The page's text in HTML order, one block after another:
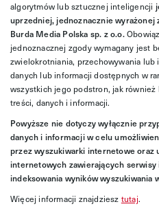
algorytmów lub sztucznej inteligencji
uprzedniej, jednoznacznie wyrażonej
Burda Media Polska sp. z o.o.
jednoznacznej zgody wymagany jest
zwielokrotniania, przechowywania lub
danych lub informacji dostępnych w
wszystkich jego podstron, jak również
treści, danych i informacji.
Powyższe nie dotyczy wyłącznie
danych i informacji w celu
przez wyszukiwarki internetowe oraz
internetowych zawierających
indeksowania wyników wyszukiwania
Więcej informacji znajdziesz tutaj.